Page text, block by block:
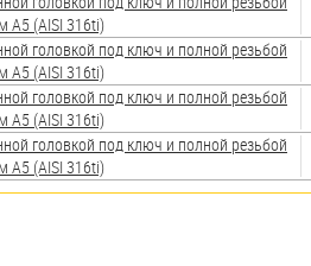
А5 (AISI 316ti)
головкой под ключ и полной резьбой
А5 (AISI 316ti)
головкой под ключ и полной резьбой
А5 (AISI 316ti)
головкой под ключ и полной резьбой
А5 (AISI 316ti)